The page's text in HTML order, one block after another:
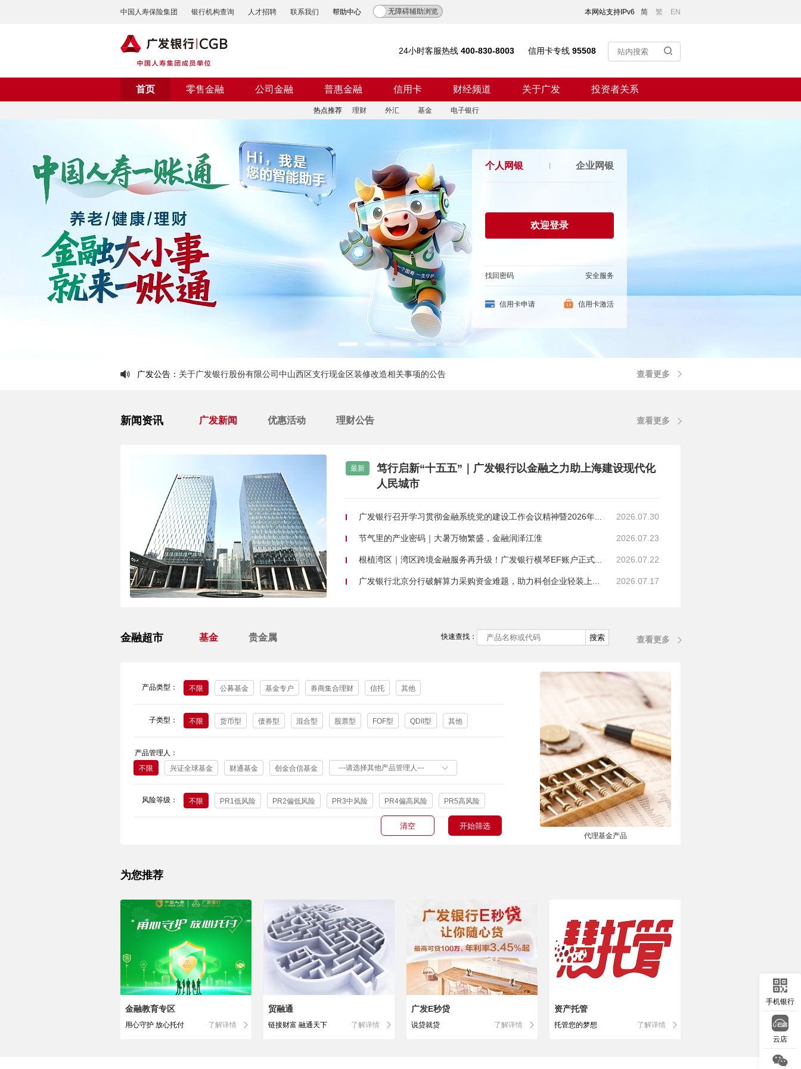
中国人寿保险集团 银行机构查询 人才招聘 联系我们 帮助中心 无障碍辅助浏览 本网站支持IPv6 简 繁 EN
24小时客服热线 400-830-8003 信用卡专线 95508
首页 零售金融 公司金融 普惠金融 信用卡 财经频道 关于广发 投资者关系
热点推荐 理财 外汇 基金 电子银行
个人网银 企业网银
欢迎登录
找回密码 安全服务
信用卡申请 信用卡激活
广发公告：
关于广发银行股份有限公司福州江南水都社区支行终止营业的公告
关于广发银行股份有限公司中山西区支行现金区装修改造相关事项的公告
广发银行上海分行关于金融科技创新应用声明书的公告
关于广发银行股份有限公司福州江南水都社区支行终止营业的公告
查看更多
新闻资讯 广发新闻 优惠活动 理财公告
最新
笃行启新“十五五”｜广发银行以金融之力助上海建设现代化
人民城市
广发银行召开学习贯彻金融系统党的建设工作会议精神暨2026年... 2026.07.30
节气里的产业密码｜大暑万物繁盛，金融润泽江淮 2026.07.23
根植湾区｜湾区跨境金融服务再升级！广发银行横琴EF账户正式... 2026.07.22
广发银行北京分行破解算力采购资金难题，助力科创企业轻装上... 2026.07.17
查看更多
金融超市 基金 贵金属
产品类型： 不限 公募基金 基金专户 券商集合理财 信托 其他
子类型： 不限 货币型 债券型 混合型 股票型 FOF型 QDII型 其他
产品管理人：
不限
兴证全球基金 财通基金 创金合信基金 ---请选择其他产品管理人---
风险等级： 不限 PR1低风险 PR2偏低风险 PR3中风险 PR4偏高风险 PR5高风险
清空 开始筛选
代理基金产品
快速查找： 查看更多
为您推荐
金融教育专区
用心守护 放心托付 了解详情
贸融通
链接财富 融通天下 了解详情
广发E秒贷
说贷就贷 了解详情
资产托管
托管您的梦想 了解详情
手机银行
云店